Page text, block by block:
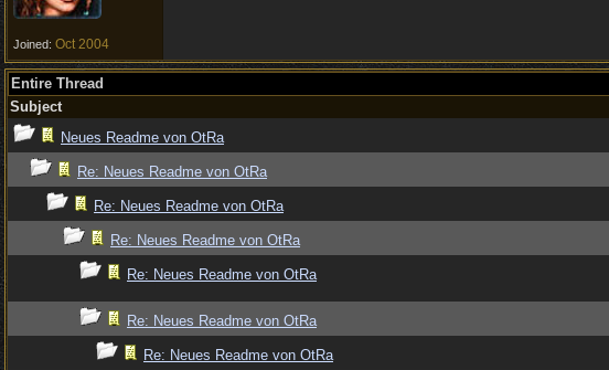
Joined: Oct 2004
Entire Thread
Subject
Neues Readme von OtRa
Re: Neues Readme von OtRa
Re: Neues Readme von OtRa
Re: Neues Readme von OtRa
Re: Neues Readme von OtRa
Re: Neues Readme von OtRa
Re: Neues Readme von OtRa